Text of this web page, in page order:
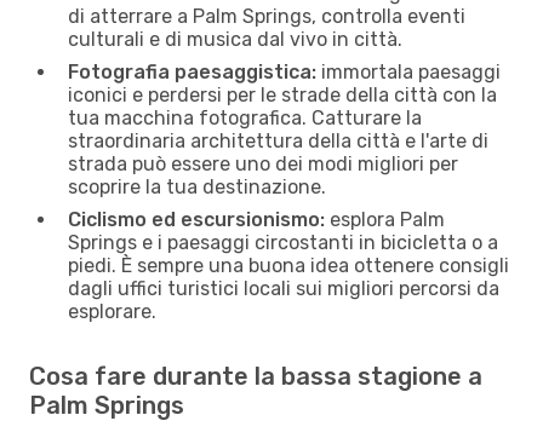
di atterrare a Palm Springs, controlla eventi
culturali e di musica dal vivo in città.
Fotografia paesaggistica: immortala paesaggi
iconici e perdersi per le strade della città con la
tua macchina fotografica. Catturare la
straordinaria architettura della città e l'arte di
strada può essere uno dei modi migliori per
scoprire la tua destinazione.
Ciclismo ed escursionismo: esplora Palm
Springs e i paesaggi circostanti in bicicletta o a
piedi. È sempre una buona idea ottenere consigli
dagli uffici turistici locali sui migliori percorsi da
esplorare.
Cosa fare durante la bassa stagione a
Palm Springs